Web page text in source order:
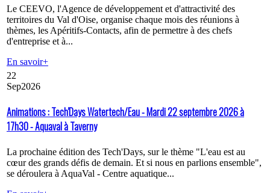
Le CEEVO, l'Agence de développement et d'attractivité des
territoires du Val d'Oise, organise chaque mois des réunions à
thèmes, les Apéritifs-Contacts, afin de permettre à des chefs
d'entreprise et à...
En savoir+
22
Sep2026
Animations : Tech'Days Watertech/Eau - Mardi 22 septembre 2026 à
17h30 - Aquaval à Taverny
La prochaine édition des Tech'Days, sur le thème "L'eau est au
cœur des grands défis de demain. Et si nous en parlions ensemble",
se déroulera à AquaVal - Centre aquatique...